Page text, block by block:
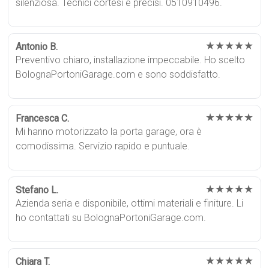
silenziosa. Tecnici cortesi e precisi. 0510910496.
Antonio B. ★★★★★
Preventivo chiaro, installazione impeccabile. Ho scelto
BolognaPortoniGarage.com e sono soddisfatto.
Francesca C. ★★★★★
Mi hanno motorizzato la porta garage, ora è
comodissima. Servizio rapido e puntuale.
Stefano L. ★★★★★
Azienda seria e disponibile, ottimi materiali e finiture. Li
ho contattati su BolognaPortoniGarage.com.
Chiara T. ★★★★★